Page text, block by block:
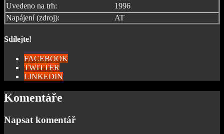
Uvedeno na trh:
1996
Napájení (zdroj):
AT
Sdílejte!
FACEBOOK
TWITTER
LINKEDIN
Komentáře
Napsat komentář